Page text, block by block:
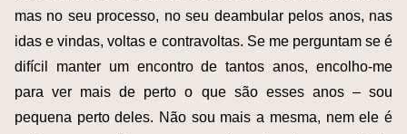
mas no seu processo, no seu deambular pelos anos, nas
idas e vindas, voltas e contravoltas. Se me perguntam se é
difícil manter um encontro de tantos anos, encolho-me
para ver mais de perto o que são esses anos – sou
pequena perto deles. Não sou mais a mesma, nem ele é